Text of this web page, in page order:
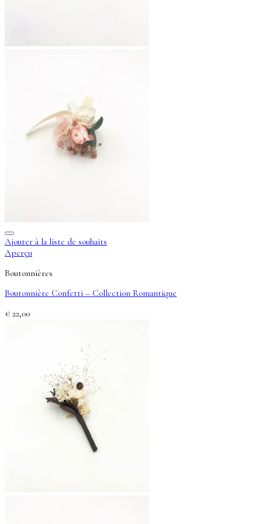
Ajouter à la liste de souhaits
Aperçu
Boutonnières
Boutonnière Confetti – Collection Romantique
€ 22,00